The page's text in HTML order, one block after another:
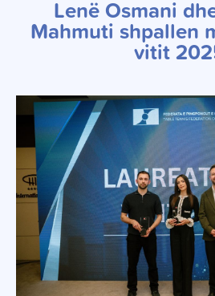
Lenë Osmani
Mahmuti shpallen
vitit